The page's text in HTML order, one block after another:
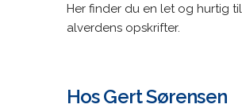
Her finder du en let og hurtig
alverdens opskrifter.
Hos Gert Sørensen